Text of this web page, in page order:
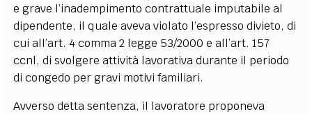
e grave l’inadempimento contrattuale imputabile al
dipendente, il quale aveva violato l’espresso divieto, di
cui all’art. 4 comma 2 legge 53/2000 e all’art. 157
ccnl, di svolgere attività lavorativa durante il periodo
di congedo per gravi motivi familiari.
Avverso detta sentenza, il lavoratore proponeva